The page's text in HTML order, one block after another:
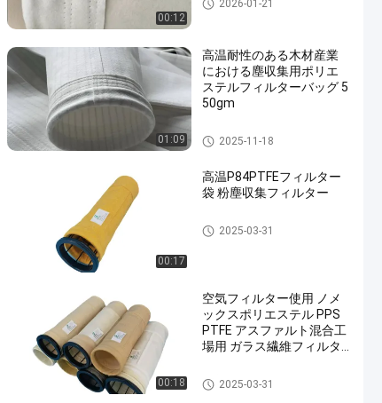
00:12
2026-01-21
01:09
高温耐性のある木材産業
における塵収集用ポリエ
ステルフィルターバッグ 5
50gm
ポリエステル フィルター・バ
ッグ
2025-11-18
00:17
高温P84PTFEフィルター
袋 粉塵収集フィルター
ポリエステル フィルター・バ
ッグ
2025-03-31
00:18
空気フィルター使用 ノメ
ックスポリエステル PPS
PTFE アスファルト混合工
場用 ガラス繊維フィルタ
集塵フィルターバッグ
2025-03-31